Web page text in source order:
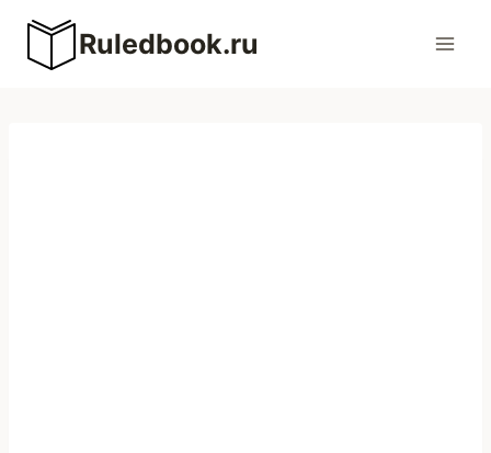
Перейти
содержимому
Ruledbook.ru